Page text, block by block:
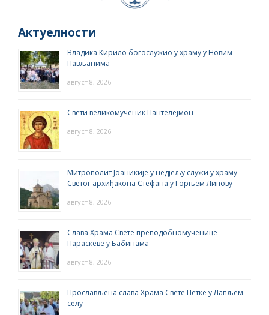
Актуелности
Владика Кирило богослужио у храму у Новим
Пављанима
август 8, 2026
Свети великомученик Пантелејмон
август 8, 2026
Митрополит Јоаникије у недјељу служи у храму
Светог архиђакона Стефана у Горњем Липову
август 8, 2026
Слава Храма Свете преподобномученице
Параскеве у Бабинама
август 8, 2026
Прослављена слава Храма Свете Петке у Лапљем
селу